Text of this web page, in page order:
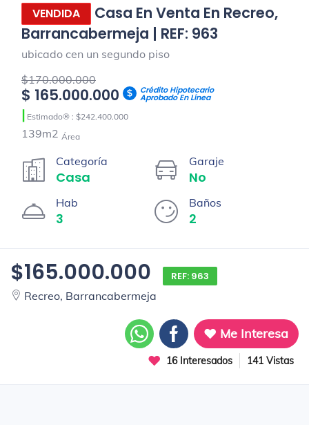
VENDIDA
Casa En Venta En Recreo,
Barrancabermeja | REF: 963
ubicado cen un segundo piso
$170.000.000
$ 165.000.000 Crédito Hipotecario
Aprobado En Línea
| Estimado® : $242.400.000
139m2 Área
Categoría
Casa
Garaje
No
Hab
3
Baños
2
$165.000.000 REF: 963
Recreo, Barrancabermeja
Me Interesa
16 Interesados 141 Vistas